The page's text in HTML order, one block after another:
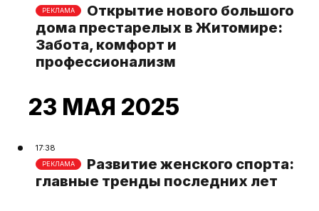
РЕКЛАМА
Открытие нового большого
дома престарелых в Житомире:
Забота, комфорт и
профессионализм
23 МАЯ 2025
17:38
РЕКЛАМА
Развитие женского спорта:
главные тренды последних лет